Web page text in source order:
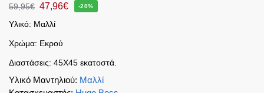
59,95€ 47,96€ -20%
Υλικό: Μαλλί
Χρώμα: Εκρού
Διαστάσεις: 45Χ45 εκατοστά.
Υλικό Μαντηλιού: Μαλλί